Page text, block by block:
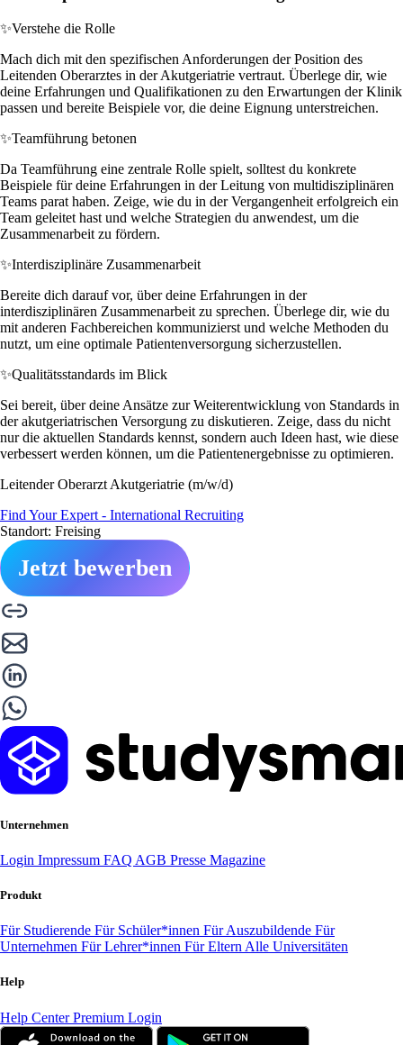
✨Verstehe die Rolle
Mach dich mit den spezifischen Anforderungen der Position des
Leitenden Oberarztes in der Akutgeriatrie vertraut. Überlege dir, wie
deine Erfahrungen und Qualifikationen zu den Erwartungen der Klinik
passen und bereite Beispiele vor, die deine Eignung unterstreichen.
✨Teamführung betonen
Da Teamführung eine zentrale Rolle spielt, solltest du konkrete
Beispiele für deine Erfahrungen in der Leitung von multidisziplinären
Teams parat haben. Zeige, wie du in der Vergangenheit erfolgreich ein
Team geleitet hast und welche Strategien du anwendest, um die
Zusammenarbeit zu fördern.
✨Interdisziplinäre Zusammenarbeit
Bereite dich darauf vor, über deine Erfahrungen in der
interdisziplinären Zusammenarbeit zu sprechen. Überlege dir, wie du
mit anderen Fachbereichen kommunizierst und welche Methoden du
nutzt, um eine optimale Patientenversorgung sicherzustellen.
✨Qualitätsstandards im Blick
Sei bereit, über deine Ansätze zur Weiterentwicklung von Standards in
der akutgeriatrischen Versorgung zu diskutieren. Zeige, dass du nicht
nur die aktuellen Standards kennst, sondern auch Ideen hast, wie diese
verbessert werden können, um die Patientenergebnisse zu optimieren.
Leitender Oberarzt Akutgeriatrie (m/w/d)
Find Your Expert - International Recruiting
Standort: Freising
Jetzt bewerben
Unternehmen
Login Impressum FAQ AGB Presse Magazine
Produkt
Für Studierende Für Schüler*innen Für Auszubildende Für
Unternehmen Für Lehrer*innen Für Eltern Alle Universitäten
Help
Help CenterPremium Login